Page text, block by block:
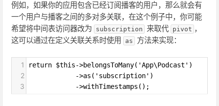
例如，如果你的应用包含已经订阅播客的用户，那么就会有
一个用户与播客之间的多对多关联，在这个例子中，你可能
希望将中间表访问器改为
subscription 来取代 pivot ，
这可以通过在定义关联关系时使用
as 方法来实现：
1 return $this->belongsToMany('App\Podcast')
2
            ->as('subscription')
3
            ->withTimestamps();